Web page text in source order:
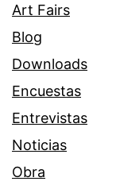
Art Fairs
Blog
Downloads
Encuestas
Entrevistas
Noticias
Obra